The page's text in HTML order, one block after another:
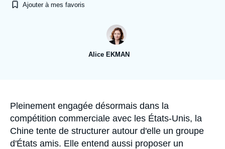
Analyses
Nous soutenir
Recherches fréquentes
Proche-Orient
Ajouter à mes favoris
Alice EKMAN
Accroche
Pleinement engagée désormais dans la
compétition commerciale avec les États-Unis, la
Chine tente de structurer autour d'elle un groupe
d'États amis. Elle entend aussi proposer un